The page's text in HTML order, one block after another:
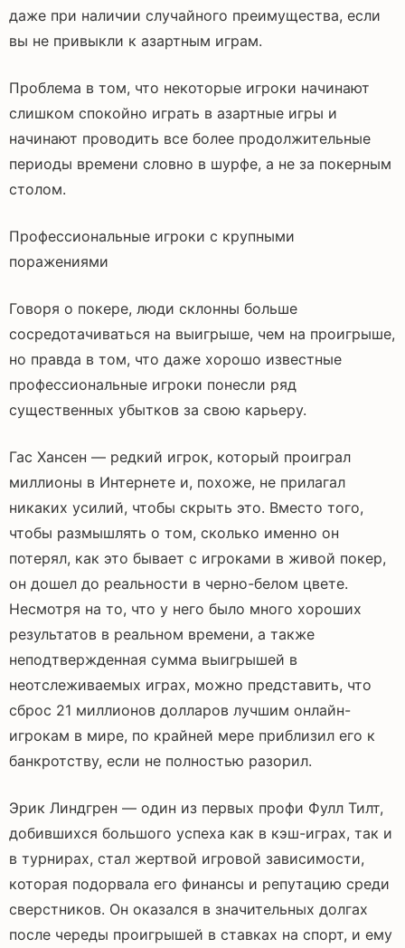
даже при наличии случайного преимущества, если
вы не привыкли к азартным играм.
Проблема в том, что некоторые игроки начинают
слишком спокойно играть в азартные игры и
начинают проводить все более продолжительные
периоды времени словно в шурфе, а не за покерным
столом.
Профессиональные игроки с крупными
поражениями
Говоря о покере, люди склонны больше
сосредотачиваться на выигрыше, чем на проигрыше,
но правда в том, что даже хорошо известные
профессиональные игроки понесли ряд
существенных убытков за свою карьеру.
Гас Хансен — редкий игрок, который проиграл
миллионы в Интернете и, похоже, не прилагал
никаких усилий, чтобы скрыть это. Вместо того,
чтобы размышлять о том, сколько именно он
потерял, как это бывает с игроками в живой покер,
он дошел до реальности в черно-белом цвете.
Несмотря на то, что у него было много хороших
результатов в реальном времени, а также
неподтвержденная сумма выигрышей в
неотслеживаемых играх, можно представить, что
сброс 21 миллионов долларов лучшим онлайн-
игрокам в мире, по крайней мере приблизил его к
банкротству, если не полностью разорил.
Эрик Линдгрен — один из первых профи Фулл Тилт,
добившихся большого успеха как в кэш-играх, так и
в турнирах, стал жертвой игровой зависимости,
которая подорвала его финансы и репутацию среди
сверстников. Он оказался в значительных долгах
после череды проигрышей в ставках на спорт, и ему